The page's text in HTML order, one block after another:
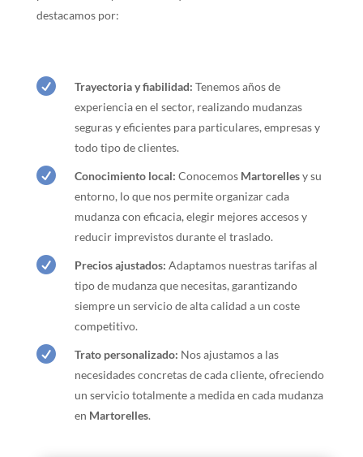
destacamos por:
 Trayectoria y fiabilidad: Tenemos años de
experiencia en el sector, realizando mudanzas
seguras y eficientes para particulares, empresas y
todo tipo de clientes.
 Conocimiento local: Conocemos Martorellesy su
entorno, lo que nos permite organizar cada
mudanza con eficacia, elegir mejores accesos y
reducir imprevistos durante el traslado.
 Precios ajustados: Adaptamos nuestras tarifas al
tipo de mudanza que necesitas, garantizando
siempre un servicio de alta calidad a un coste
competitivo.
 Trato personalizado: Nos ajustamos a las
necesidades concretas de cada cliente, ofreciendo
un servicio totalmente a medida en cada mudanza
en Martorelles.